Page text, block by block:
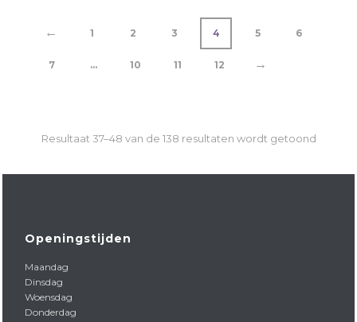
← 1 2 3 4 5 6
7 … 10 11 12 →
Resultaat 37–48 van de 138 resultaten wordt getoond
Openingstijden
Maandag
Dinsdag
Woensdag
Donderdag